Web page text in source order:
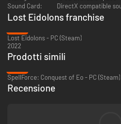
Recluta alleati e costruisci una squadra
personaggi, ognuno dei quali combina
ottieni e migliora oltre 200 abilità per
vincenti. Sperimenta ogni volta
Sound Card:
DirectX compatible
Lost Eidolons franchise
Lost Eidolons - PC (Steam)
2022
Prodotti simili
SpellForce: Conquest of Eo - PC (Steam)
Recensione